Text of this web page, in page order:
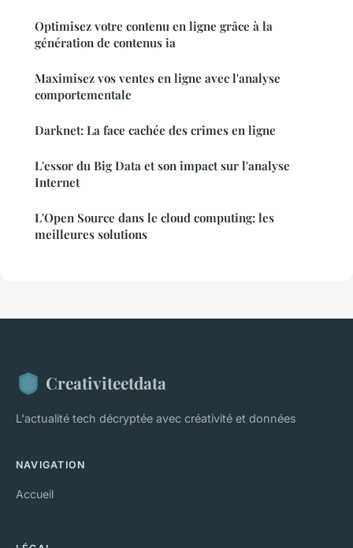
Optimisez votre contenu en ligne grâce à la
génération de contenus ia
Maximisez vos ventes en ligne avec l'analyse
comportementale
Darknet: La face cachée des crimes en ligne
L'essor du Big Data et son impact sur l'analyse
Internet
L'Open Source dans le cloud computing: les
meilleures solutions
Creativiteetdata
L'actualité tech décryptée avec créativité et données
NAVIGATION
Accueil